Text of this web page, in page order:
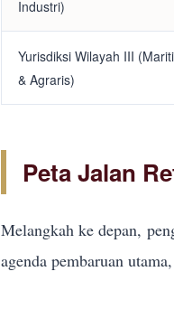
Industri)
Yurisdiksi Wilayah III
& Agraris)
Peta Jalan
Melangkah ke depan,
agenda pembaruan